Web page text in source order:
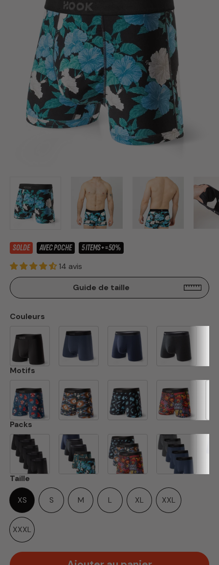
SOLDE AVEC POCHE
5 ITEMS+=50%
14 avis
Guide de taille
Couleurs
Motifs
Packs
Taille
XS S M L XL XXL
XXXL